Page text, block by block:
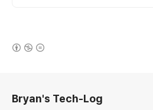
Bryan's Tech-Log